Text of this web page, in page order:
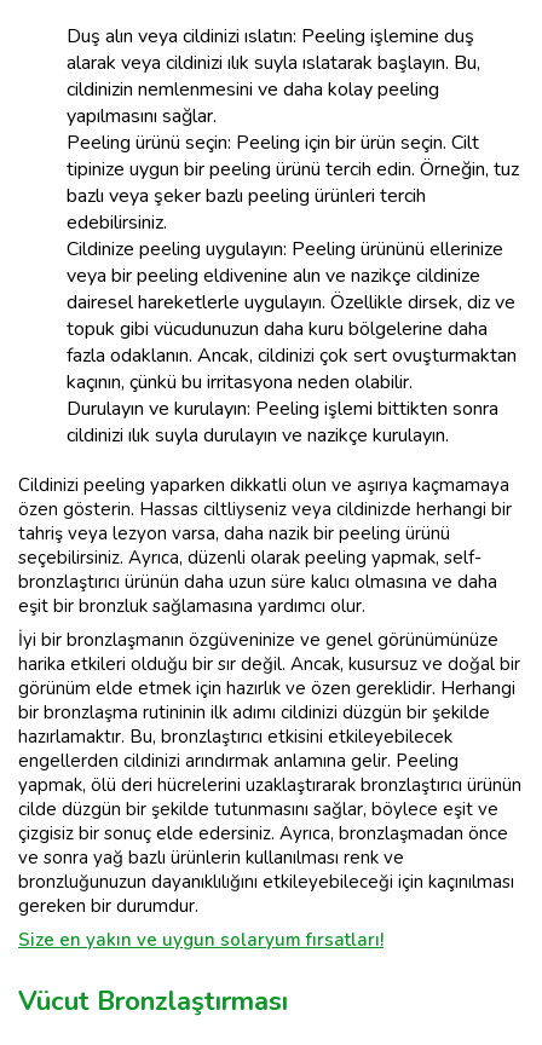
Duş alın veya cildinizi ıslatın: Peeling işlemine duş
alarak veya cildinizi ılık suyla ıslatarak başlayın. Bu,
cildinizin nemlenmesini ve daha kolay peeling
yapılmasını sağlar.
Peeling ürünü seçin: Peeling için bir ürün seçin. Cilt
tipinize uygun bir peeling ürünü tercih edin. Örneğin, tuz
bazlı veya şeker bazlı peeling ürünleri tercih
edebilirsiniz.
Cildinize peeling uygulayın: Peeling ürününü ellerinize
veya bir peeling eldivenine alın ve nazikçe cildinize
dairesel hareketlerle uygulayın. Özellikle dirsek, diz ve
topuk gibi vücudunuzun daha kuru bölgelerine daha
fazla odaklanın. Ancak, cildinizi çok sert ovuşturmaktan
kaçının, çünkü bu irritasyona neden olabilir.
Durulayın ve kurulayın: Peeling işlemi bittikten sonra
cildinizi ılık suyla durulayın ve nazikçe kurulayın.
Cildinizi peeling yaparken dikkatli olun ve aşırıya kaçmamaya
özen gösterin. Hassas ciltliyseniz veya cildinizde herhangi bir
tahriş veya lezyon varsa, daha nazik bir peeling ürünü
seçebilirsiniz. Ayrıca, düzenli olarak peeling yapmak, self-
bronzlaştırıcı ürünün daha uzun süre kalıcı olmasına ve daha
eşit bir bronzluk sağlamasına yardımcı olur.
İyi bir bronzlaşmanın özgüveninize ve genel görünümünüze
harika etkileri olduğu bir sır değil. Ancak, kusursuz ve doğal bir
görünüm elde etmek için hazırlık ve özen gereklidir. Herhangi
bir bronzlaşma rutininin ilk adımı cildinizi düzgün bir şekilde
hazırlamaktır. Bu, bronzlaştırıcı etkisini etkileyebilecek
engellerden cildinizi arındırmak anlamına gelir. Peeling
yapmak, ölü deri hücrelerini uzaklaştırarak bronzlaştırıcı ürünün
cilde düzgün bir şekilde tutunmasını sağlar, böylece eşit ve
çizgisiz bir sonuç elde edersiniz. Ayrıca, bronzlaşmadan önce
ve sonra yağ bazlı ürünlerin kullanılması renk ve
bronzluğunuzun dayanıklılığını etkileyebileceği için kaçınılması
gereken bir durumdur.
Size en yakın ve uygun solaryum fırsatları!
Vücut Bronzlaştırması